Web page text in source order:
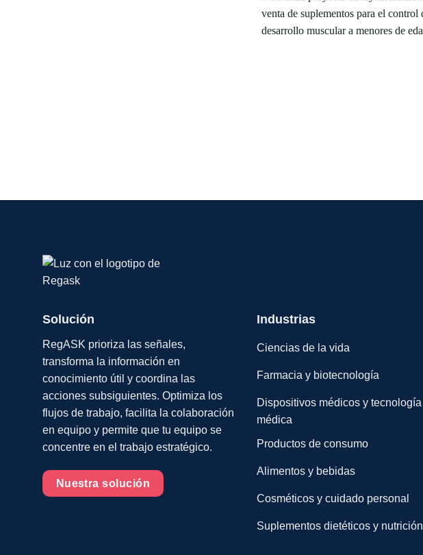
Solución
RegASK prioriza las señales,
transforma la información en
conocimiento útil y coordina las
acciones subsiguientes. Optimiza los
flujos de trabajo, facilita la colaboración
en equipo y permite que tu equipo se
concentre en el trabajo estratégico.
Nuestra solución
Industrias
Ciencias de la vida
Farmacia y biotecnología
Dispositivos médicos y tecnología
médica
Productos de consumo
Alimentos y bebidas
Cosméticos y cuidado personal
Suplementos dietéticos y nutrición